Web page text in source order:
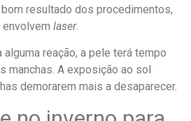
resultado dos procedimentos,
laser.
reação, a pele terá tempo
manchas. A exposição ao sol
demorarem mais a desaparecer.